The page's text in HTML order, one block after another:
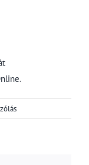
.